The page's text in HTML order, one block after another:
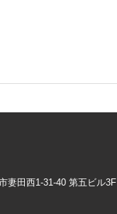
妻田西1-31-40 第五ビル3F